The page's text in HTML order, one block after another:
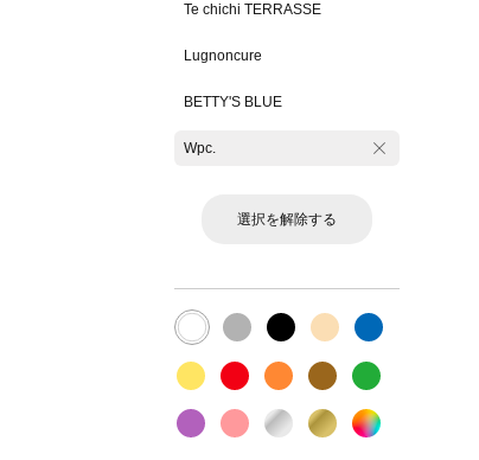
Te chichi TERRASSE
Lugnoncure
BETTY'S BLUE
Wpc.
選択を解除する